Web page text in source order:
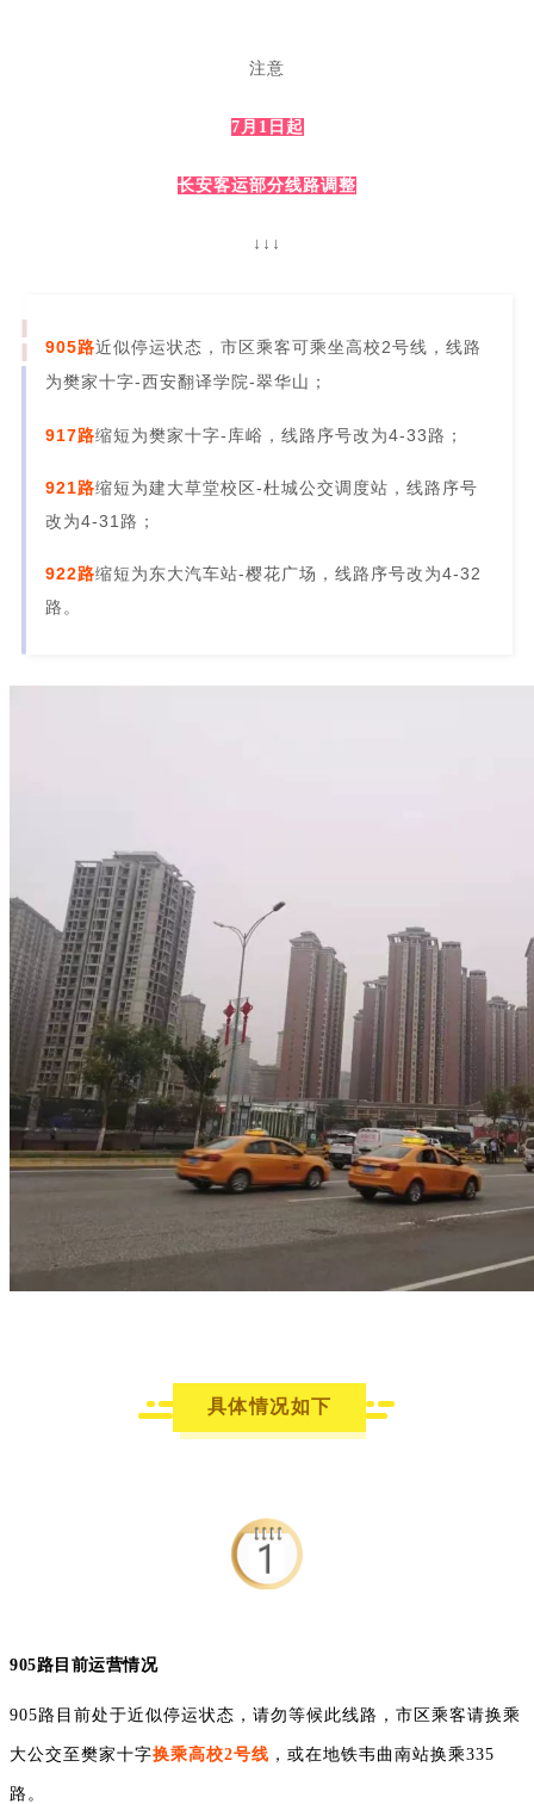
注意
7月1日起
长安客运部分线路调整
↓↓↓
905路近似停运状态 ，市区乘客可乘坐高校2号线，线路
为樊家十字-西安翻译学院-翠华山；
917路缩短为樊家十字-库峪，线路序号改为4-33路；
921路缩短为建大草堂校区-杜城公交调度站，线路序号
改为4-31路；
922路缩短为东大汽车站-樱花广场，线路序号改为4-32
路。
具体情况如下
905路目前运营情况
905路目前处于近似停运状态，请勿等候此线路，市区乘客请换乘
大公交至樊家十字换乘高校2号线 ，或在地铁韦曲南站换乘335
路。